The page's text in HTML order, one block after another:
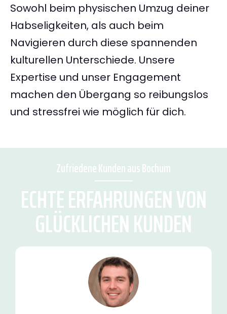
Sowohl beim physischen Umzug deiner
Habseligkeiten, als auch beim
Navigieren durch diese spannenden
kulturellen Unterschiede. Unsere
Expertise und unser Engagement
machen den Übergang so reibungslos
und stressfrei wie möglich für dich.
Zufriedene Kunden aus Bochum
ECHTE ERFAHRUNGEN VON
GLÜCKLICHEN KUNDEN